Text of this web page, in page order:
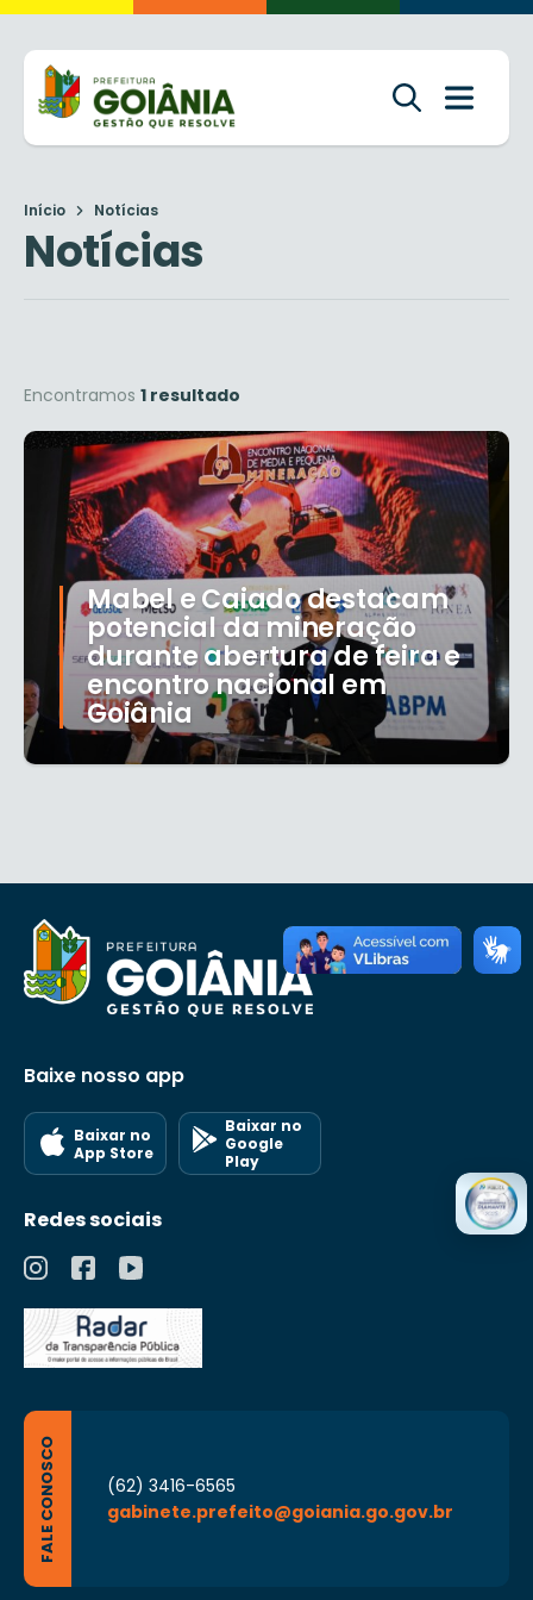
Início Notícias
Notícias
Encontramos 1 resultado
Mabel e Caiado destacam
potencial da mineração
durante abertura de feira e
encontro nacional em
Goiânia
Baixe nosso app
Baixar no
App Store
Baixar no
Google
Play
Redes sociais
FALE CONOSCO
(62) 3416-6565
gabinete.prefeito@goiania.go.gov.br